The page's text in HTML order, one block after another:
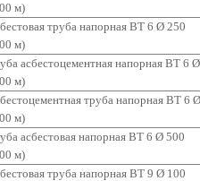
м)
труба напорная ВТ 6 Ø 250
м)
асбестоцементнаянапорная ВТ 6
м)
труба напорная ВТ 6
м)
асбестоваянапорная ВТ 6 Ø 500
м)
трубанапорная ВТ 9 Ø 100